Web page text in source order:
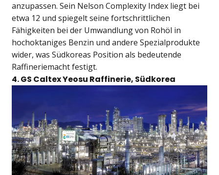
anzupassen. Sein Nelson Complexity Index liegt bei
etwa 12 und spiegelt seine fortschrittlichen
Fähigkeiten bei der Umwandlung von Rohöl in
hochoktaniges Benzin und andere Spezialprodukte
wider, was Südkoreas Position als bedeutende
Raffineriemacht festigt.
4. GS Caltex Yeosu Raffinerie, Südkorea